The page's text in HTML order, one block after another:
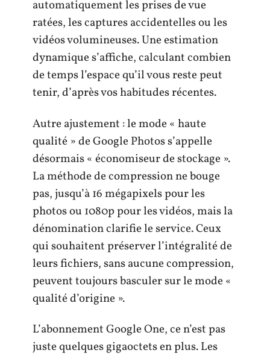
automatiquement les prises de vue
ratées, les captures accidentelles ou les
vidéos volumineuses. Une estimation
dynamique s’affiche, calculant combien
de temps l’espace qu’il vous reste peut
tenir, d’après vos habitudes récentes.
Autre ajustement : le mode « haute
qualité » de Google Photos s’appelle
désormais « économiseur de stockage ».
La méthode de compression ne bouge
pas, jusqu’à 16 mégapixels pour les
photos ou 1080p pour les vidéos, mais la
dénomination clarifie le service. Ceux
qui souhaitent préserver l’intégralité de
leurs fichiers, sans aucune compression,
peuvent toujours basculer sur le mode «
qualité d’origine ».
L’abonnement Google One, ce n’est pas
juste quelques gigaoctets en plus. Les